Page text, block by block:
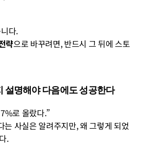
다.
략으로 바꾸려면, 반드시 그 뒤에 스토
설명해야 다음에도 성공한다
7%로 올랐다.”
.